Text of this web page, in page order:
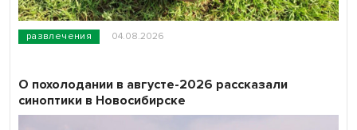
развлечения 04.08.2026
О похолодании в августе-2026 рассказали
синоптики в Новосибирске